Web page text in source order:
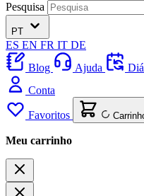
Pesquisa
PT
ES EN FR IT DE
Blog
Ajuda
Conta
Favoritos
Meu carrinho